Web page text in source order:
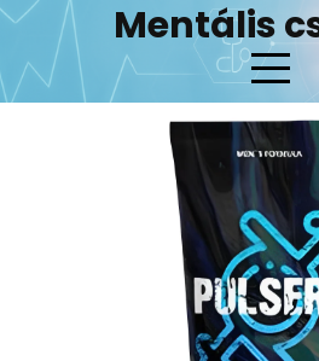
Skip
content
Mentális